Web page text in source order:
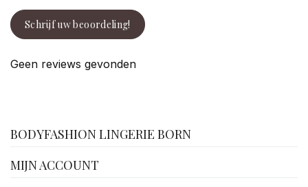
Schrijf uw beoordeling!
Geen reviews gevonden
BODYFASHION LINGERIE BORN
MIJN ACCOUNT